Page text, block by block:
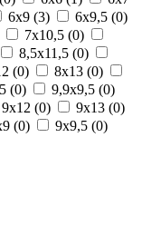
6х9 (3) 6х9,5 (0)
7х10,5 (0)
8,5х11,5 (0)
(0) 8х13 (0)
(0) 9,9х9,5 (0)
9х12 (0) 9х13 (0)
(0) 9х9,5 (0)